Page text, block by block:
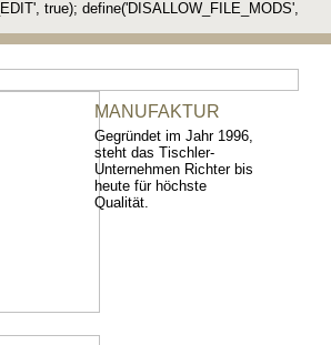
true); define('DISALLOW_FILE_MODS',
MANUFAKTUR
Gegründet im Jahr 1996,
steht das Tischler-
Unternehmen Richter bis
heute für höchste
Qualität.